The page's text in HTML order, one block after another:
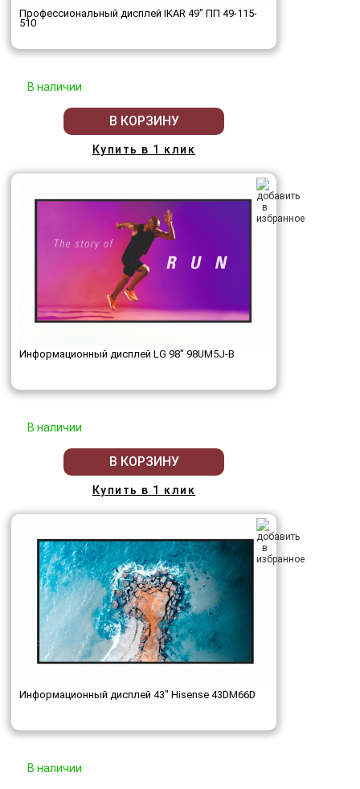
Профессиональный дисплей IKAR 49" ПП 49-115-
510
В наличии
В КОРЗИНУ
Купить в 1 клик
Информационный дисплей LG 98" 98UM5J-B
В наличии
В КОРЗИНУ
Купить в 1 клик
Информационный дисплей 43" Hisense 43DM66D
В наличии